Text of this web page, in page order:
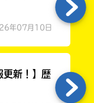
年07月10日
新！】歴